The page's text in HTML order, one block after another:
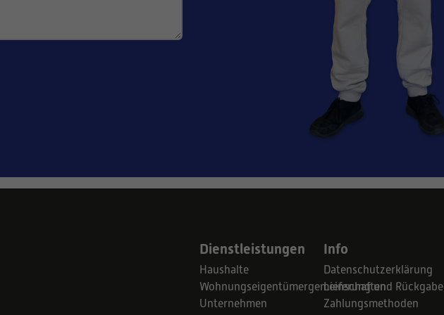
Dienstleistungen
Haushalte
Wohnungseigentümergemeinschaften
Unternehmen
Info
Datenschutzerklärung
Lieferung und Rückgabe
Zahlungsmethoden